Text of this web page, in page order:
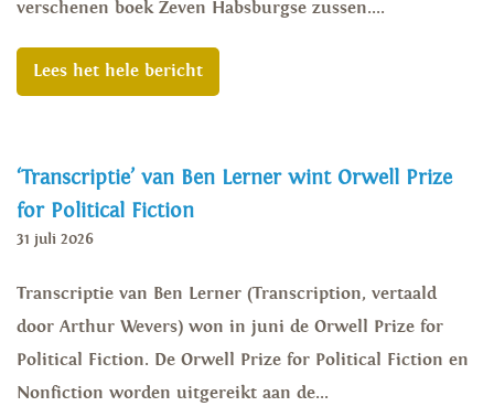
verschenen boek Zeven Habsburgse zussen....
Lees het hele bericht
‘Transcriptie’ van Ben Lerner wint Orwell Prize
for Political Fiction
31 juli 2026
Transcriptie van Ben Lerner (Transcription, vertaald
door Arthur Wevers) won in juni de Orwell Prize for
Political Fiction. De Orwell Prize for Political Fiction en
Nonfiction worden uitgereikt aan de...